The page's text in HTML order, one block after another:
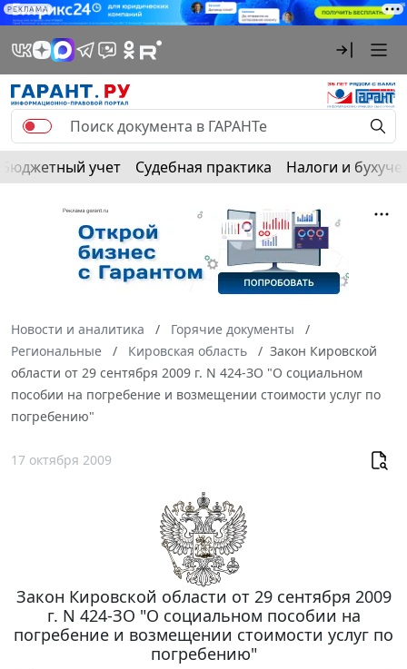
РЕКЛАМА
Бюджетный учет Судебная практика Налоги и
Новости и аналитика
Горячие документы
Региональные
Кировская область
Закон Кировской
области от 29 сентября 2009 г. N 424-ЗО "О социальном
пособии на погребение и возмещении стоимости услуг по
погребению"
17 октября 2009
Закон Кировской области от 29 сентября 2009
г. N 424-ЗО "О социальном пособии на
погребение и возмещении стоимости услуг по
погребению"